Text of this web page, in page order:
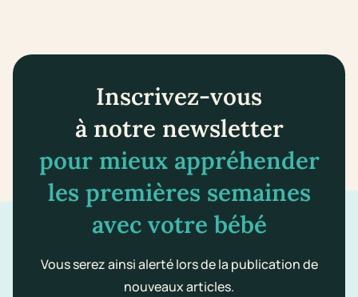
Inscrivez-vous
à notre newsletter
pour mieux appréhender
les premières semaines
avec votre bébé
Vous serez ainsi alerté lors de la publication de
nouveaux articles.